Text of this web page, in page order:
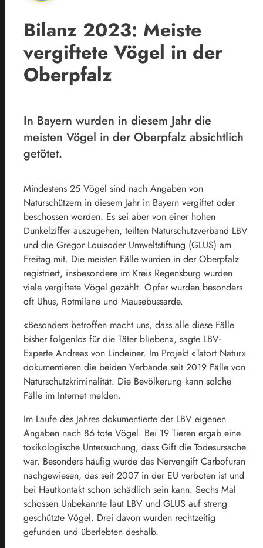
Bilanz 2023: Meiste
vergiftete Vögel in der
Oberpfalz
In Bayern wurden in diesem Jahr die
meisten Vögel in der Oberpfalz absichtlich
getötet.
Mindestens 25 Vögel sind nach Angaben von
Naturschützern in diesem Jahr in Bayern vergiftet oder
beschossen worden. Es sei aber von einer hohen
Dunkelziffer auszugehen, teilten Naturschutzverband LBV
und die Gregor Louisoder Umweltstiftung (GLUS) am
Freitag mit. Die meisten Fälle wurden in der Oberpfalz
registriert, insbesondere im Kreis Regensburg wurden
viele vergiftete Vögel gezählt. Opfer wurden besonders
oft Uhus, Rotmilane und Mäusebussarde.
«Besonders betroffen macht uns, dass alle diese Fälle
bisher folgenlos für die Täter blieben», sagte LBV-
Experte Andreas von Lindeiner. Im Projekt «Tatort Natur»
dokumentieren die beiden Verbände seit 2019 Fälle von
Naturschutzkriminalität. Die Bevölkerung kann solche
Fälle im Internet melden.
Im Laufe des Jahres dokumentierte der LBV eigenen
Angaben nach 86 tote Vögel. Bei 19 Tieren ergab eine
toxikologische Untersuchung, dass Gift die Todesursache
war. Besonders häufig wurde das Nervengift Carbofuran
nachgewiesen, das seit 2007 in der EU verboten ist und
bei Hautkontakt schon schädlich sein kann. Sechs Mal
schossen Unbekannte laut LBV und GLUS auf streng
geschützte Vögel. Drei davon wurden rechtzeitig
gefunden und überlebten deshalb.